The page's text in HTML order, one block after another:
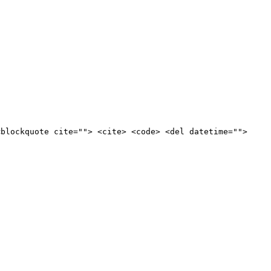
cite=""> <cite> <code> <del datetime="">